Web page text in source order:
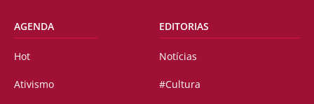
AGENDA
Hot
Ativismo
EDITORIAS
Notícias
#Cultura